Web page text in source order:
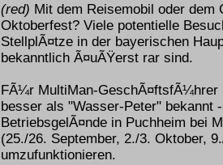
(red) Mit dem Reisemobil oder
Oktoberfest? Viele potentielle
StellplÃ¤tze in der bayerischen
bekanntlich Ã¤uÃŸerst rar sind.
FÃ¼r MultiMan-GeschÃ¤ftsfÃ¼hrer
besser als "Wasser-Peter" bekannt
BetriebsgelÃ¤nde in Puchheim bei
(25./26. September, 2./3. Oktober,
umzufunktionieren.